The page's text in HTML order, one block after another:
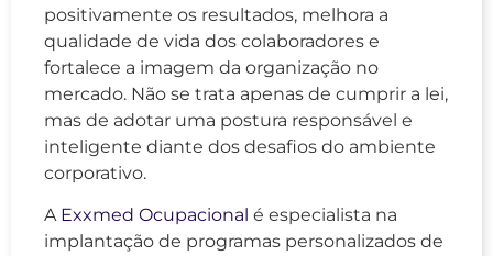
positivamente os resultados, melhora a
qualidade de vida dos colaboradores e
fortalece a imagem da organização no
mercado. Não se trata apenas de cumprir a lei,
mas de adotar uma postura responsável e
inteligente diante dos desafios do ambiente
corporativo.
A Exxmed Ocupacional é especialista na
implantação de programas personalizados de